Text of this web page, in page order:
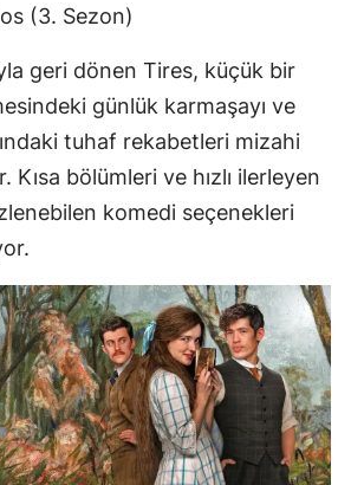
(3. Sezon)
geri dönen Tires, küçük bir
günlük karmaşayı ve
tuhaf rekabetleri mizahi
Kısa bölümleri ve hızlı ilerleyen
komedi seçenekleri